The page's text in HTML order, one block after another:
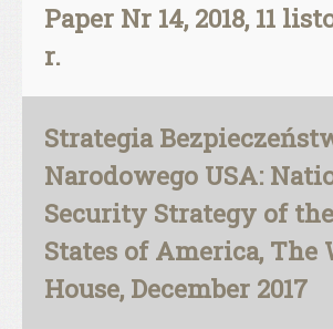
Paper Nr 14, 2018, 11
r.
Strategia
Narodowego USA:
Security Strategy of
States of America, The
House, December 2017